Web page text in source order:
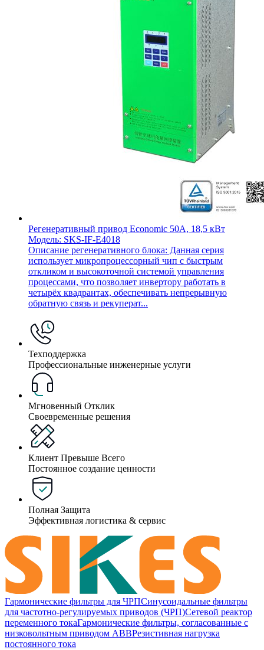
Регенеративный привод Economic 50A, 18,5 кВт
Модель: SKS-IF-E4018
Описание регенеративного блока: Данная серия
использует микропроцессорный чип с быстрым
откликом и высокоточной системой управления
процессами, что позволяет инвертору работать в
четырёх квадрантах, обеспечивать непрерывную
обратную связь и рекуперат...
Техподдержка
Профессиональные инженерные услуги
Мгновенный Отклик
Своевременные решения
Клиент Превыше Всего
Постоянное создание ценности
Полная Защита
Эффективная логистика & сервис
Гармонические фильтры для ЧРПСинусоидальные фильтры
для частотно-регулируемых приводов (ЧРП)Сетевой реактор
переменного токаГармонические фильтры, согласованные с
низковольтным приводом ABBРезистивная нагрузка
постоянного тока